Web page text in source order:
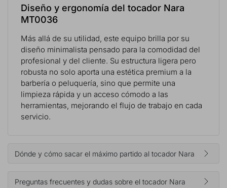
Diseño y ergonomía del tocador Nara
MT0036
Más allá de su utilidad, este equipo brilla por su
diseño minimalista pensado para la comodidad del
profesional y del cliente. Su estructura ligera pero
robusta no solo aporta una estética premium a la
barbería o peluquería, sino que permite una
limpieza rápida y un acceso cómodo a las
herramientas, mejorando el flujo de trabajo en cada
servicio.
Dónde y cómo sacar el máximo partido al tocador Nara
Preguntas frecuentes y dudas sobre el tocador Nara